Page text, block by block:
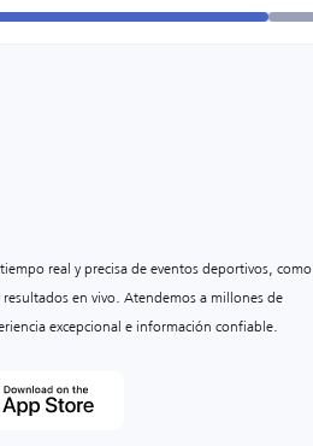
real y precisa de eventos deportivos, como
en vivo. Atendemos a millones de
excepcional e información confiable.